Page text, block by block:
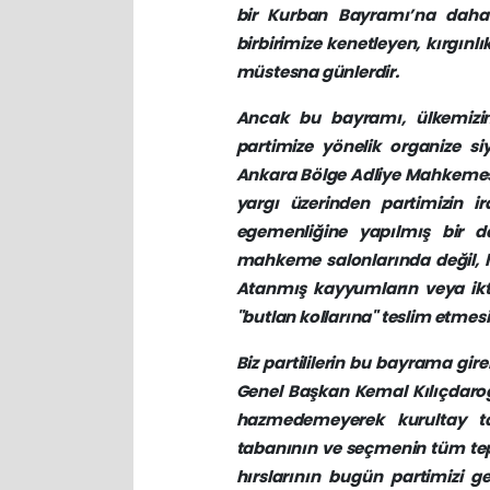
bir Kurban Bayramı’na
birbirimize kenetleyen,
müstesna günlerdir.
Ancak bu bayramı,
partimize yönelik organize
Ankara Bölge Adliye
yargı üzerinden partimizin
egemenliğine yapılmış bir
mahkeme salonlarında
Atanmış kayyumların veya
"butlan kollarına" teslim
Biz partililerin bu bayrama
Genel Başkan Kemal
hazmedemeyerek kurultay
tabanının ve seçmenin tüm
hırslarının bugün partimizi